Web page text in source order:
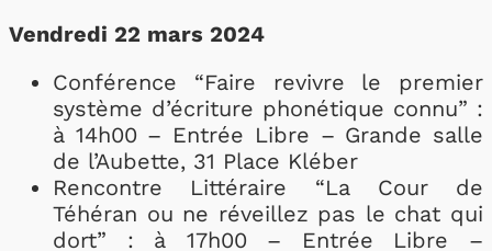
Vendredi 22 mars 2024
Conférence “Faire revivre le premier
système d’écriture phonétique connu” :
à 14h00 – Entrée Libre – Grande salle
de l’Aubette, 31 Place Kléber
Rencontre Littéraire “La Cour de
Téhéran ou ne réveillez pas le chat qui
dort” : à 17h00 – Entrée Libre –